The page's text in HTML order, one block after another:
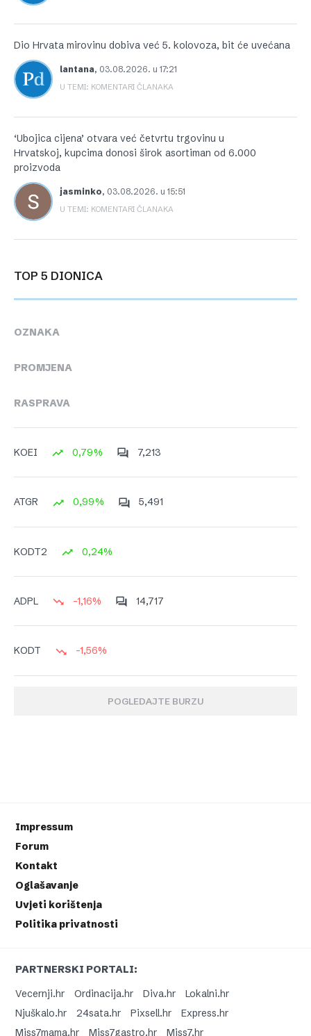
Dio Hrvata mirovinu dobiva već 5. kolovoza, bit će uvećana
lantana, 03.08.2026. u 17:21
U TEMI: KOMENTARI ČLANAKA
‘Ubojica cijena’ otvara već četvrtu trgovinu u
Hrvatskoj, kupcima donosi širok asortiman od 6.000
proizvoda
jasminko, 03.08.2026. u 15:51
U TEMI: KOMENTARI ČLANAKA
TOP 5 DIONICA
OZNAKA
PROMJENA
RASPRAVA
KOEI 0,79% 7,213
ATGR 0,99% 5,491
KODT2 0,24%
ADPL -1,16% 14,717
KODT -1,56%
POGLEDAJTE BURZU
Impressum
Forum
Kontakt
Oglašavanje
Uvjeti korištenja
Politika privatnosti
PARTNERSKI PORTALI:
Vecernji.hr
Ordinacija.hr Diva.hr
Lokalni.hr
Njuškalo.hr
24sata.hr Pixsell.hr
Express.hr
Miss7mama.hr
Miss7gastro.hr Miss7.hr